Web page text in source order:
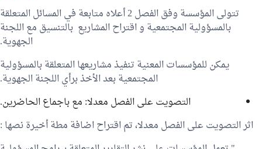
تتولى المؤسسة وفق الفصل 2 أعلاه متابعة في المسائل المتعلقة
بالمسؤولية المجتمعية و اقتراح المشاريع بالتنسيق مع اللجنة
الجهوية.
يمكن للمؤسسات المعنية تنفيذ مشاريعها المتعلقة بالمسؤولية
المجتمعية بعد الأخذ برأي اللجنة الجهوية.
التصويت على الفصل معدلا: مع باجماع الحاضرين.
اثر التصويت على الفصل معدلا، تم اقتراح اضافة مطة أخيرة نصها :